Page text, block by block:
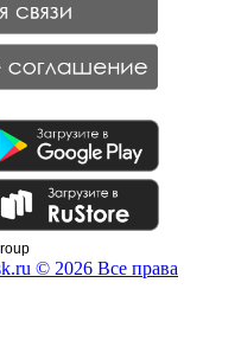
© 2026 Все права